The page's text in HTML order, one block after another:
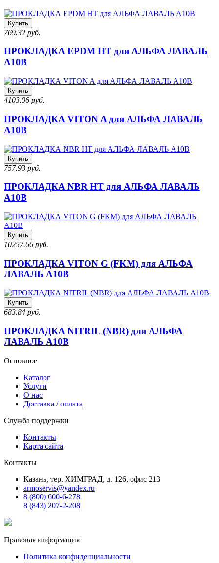
Купить
769.32 руб.
ПРОКЛАДКА EPDM HT для АЛЬФА ЛАВАЛЬ
A10B
Купить
4103.06 руб.
ПРОКЛАДКА VITON A для АЛЬФА ЛАВАЛЬ
A10B
Купить
757.93 руб.
ПРОКЛАДКА NBR HT для АЛЬФА ЛАВАЛЬ
A10B
Купить
10257.66 руб.
ПРОКЛАДКА VITON G (FKM) для АЛЬФА
ЛАВАЛЬ A10B
Купить
683.84 руб.
ПРОКЛАДКА NITRIL (NBR) для АЛЬФА
ЛАВАЛЬ A10B
Основное
Каталог
Услуги
О нас
Доставка / оплата
Служба поддержки
Контакты
Карта сайта
Контакты
Казань, тер. ХИМГРАД, д. 126, офис 213
armoservis@yandex.ru
8 (800) 600-6-278
8 (843) 207-2-208
Правовая информация
Политика конфиденциальности